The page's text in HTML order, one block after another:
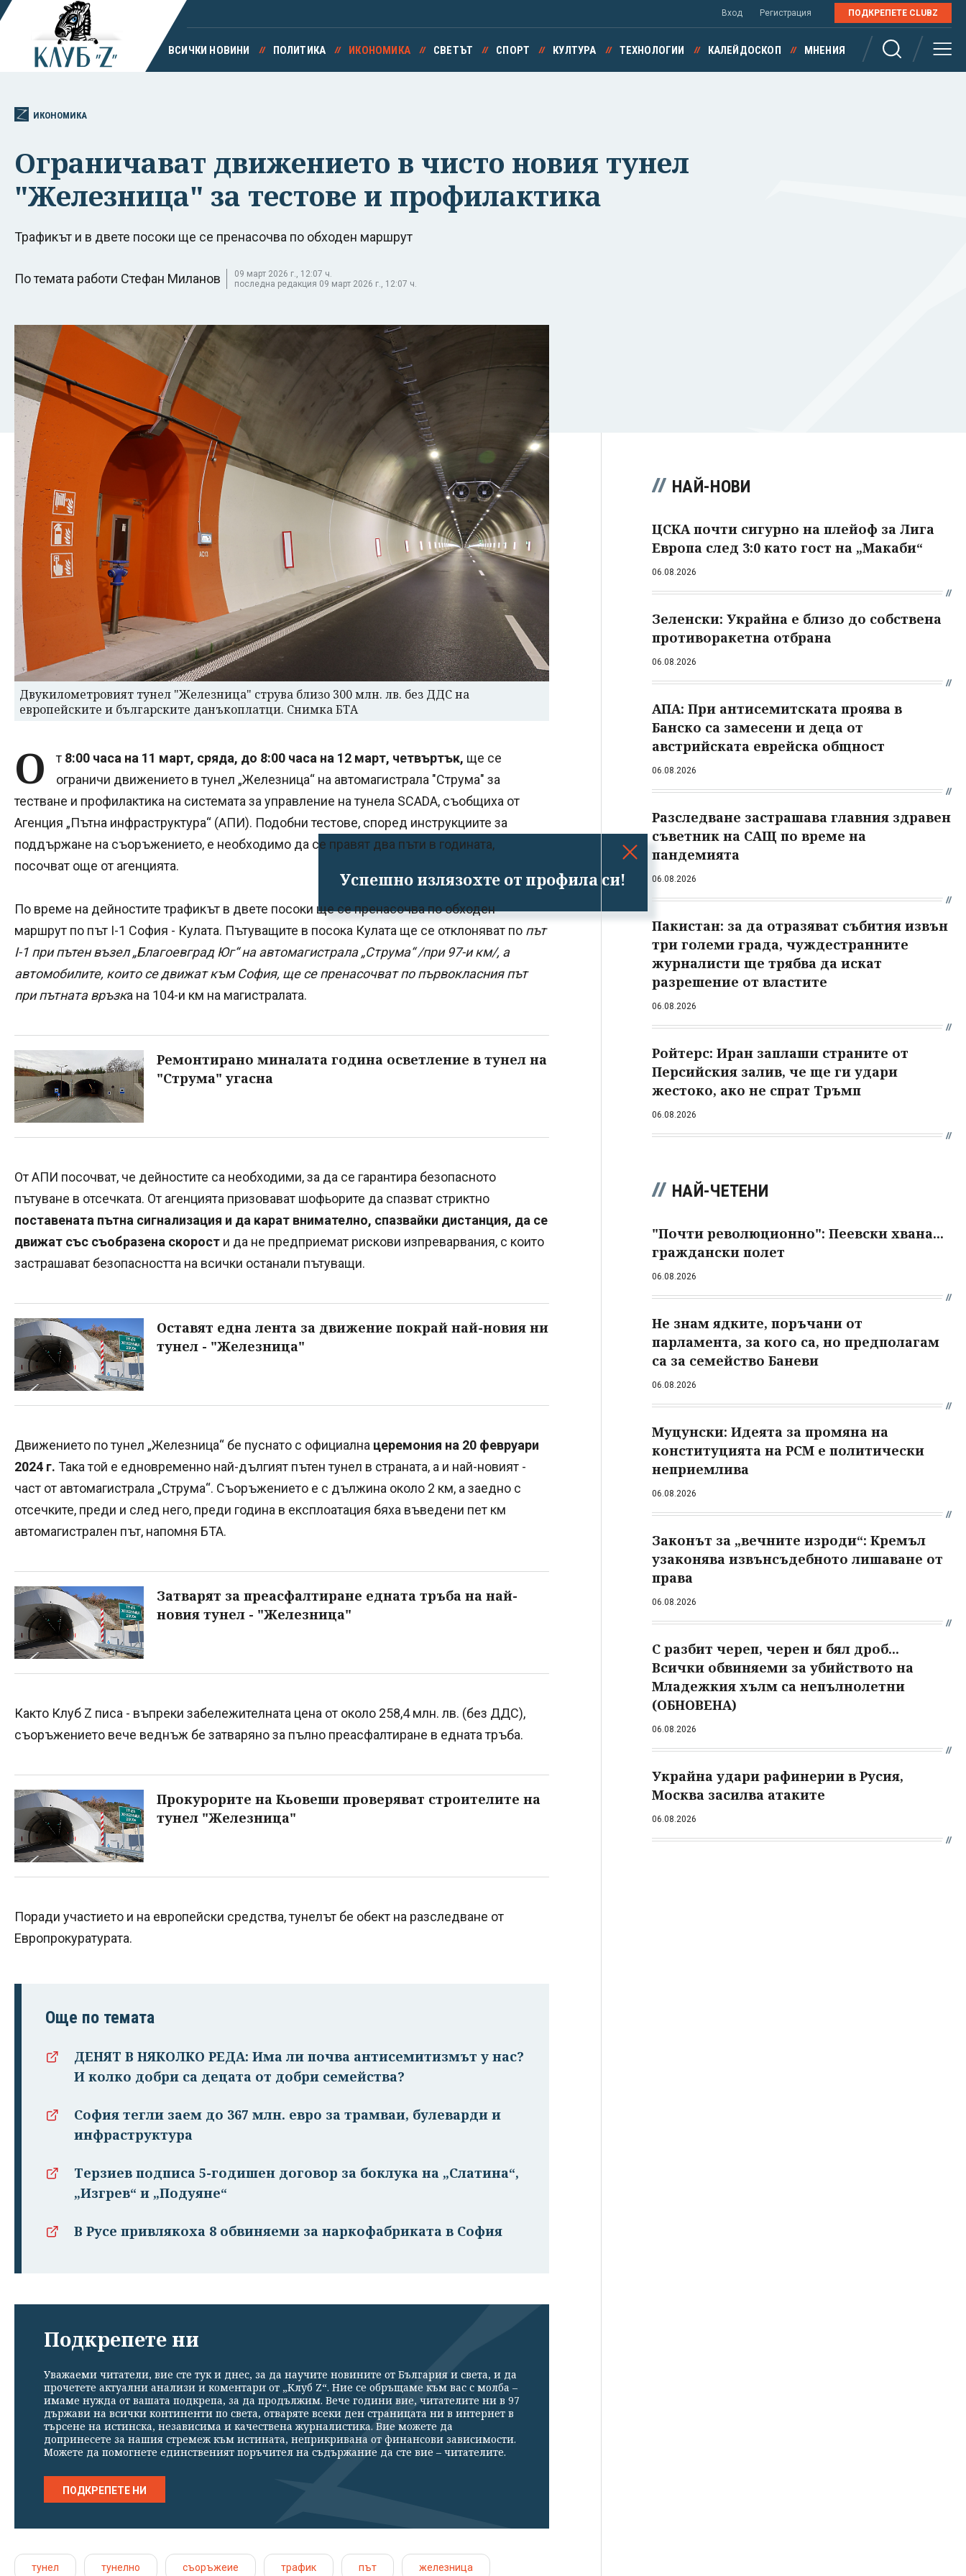
Успешно излязохте от профила си!
Вход Регистрация ПОДКРЕПЕТЕ CLUBZ
ВСИЧКИ НОВИНИ ПОЛИТИКА ИКОНОМИКА СВЕТЪТ СПОРТ КУЛТУРА ТЕХНОЛОГИИ КАЛЕЙДОСКОП МНЕНИЯ
ИКОНОМИКА
Ограничават движението в чисто новия тунел
"Железница" за тестове и профилактика
Трафикът и в двете посоки ще се пренасочва по обходен маршрут
По темата работи Стефан Миланов
09 март 2026 г., 12:07 ч.
последна редакция 09 март 2026 г., 12:07 ч.
Двукилометровият тунел "Железница" струва близо 300 млн. лв. без ДДС на
европейските и българските данъкоплатци. Снимка БТА
О т 8:00 часа на 11 март, сряда, до 8:00 часа на 12 март, четвъртък, ще се
ограничи движението в тунел „Железница“ на автомагистрала "Струма" за
тестване и профилактика на системата за управление на тунела SCADA, съобщиха от
Агенция „Пътна инфраструктура“ (АПИ). Подобни тестове, според инструкциите за
поддържане на съоръжението, е необходимо да се правят два пъти в годината,
посочват още от агенцията.
По време на дейностите трафикът в двете посоки ще се пренасочва по обходен
маршрут по път I-1 София - Кулата. Пътуващите в посока Кулата ще се отклоняват по път
I-1 при пътен възел „Благоевград Юг“ на автомагистрала „Струма“ /при 97-и км/, а
автомобилите, които се движат към София, ще се пренасочват по първокласния път
при пътната връзка на 104-и км на магистралата.
Ремонтирано миналата година осветление в тунел на
"Струма" угасна
От АПИ посочват, че дейностите са необходими, за да се гарантира безопасното
пътуване в отсечката. От агенцията призовават шофьорите да спазват стриктно
поставената пътна сигнализация и да карат внимателно, спазвайки дистанция, да се
движат със съобразена скорост и да не предприемат рискови изпреварвания, с които
застрашават безопасността на всички останали пътуващи.
Оставят една лента за движение покрай най-новия ни
тунел - "Железница"
Движението по тунел „Железница“ бе пуснато с официална церемония на 20 февруари
2024 г. Така той е едновременно най-дългият пътен тунел в страната, а и най-новият -
част от автомагистрала „Струма“. Съоръжението е с дължина около 2 км, а заедно с
отсечките, преди и след него, преди година в експлоатация бяха въведени пет км
автомагистрален път, напомня БТА.
Затварят за преасфалтиране едната тръба на най-
новия тунел - "Железница"
Както Клуб Z писа - въпреки забележителната цена от около 258,4 млн. лв. (без ДДС),
съоръжението вече веднъж бе затваряно за пълно преасфалтиране в едната тръба.
Прокурорите на Кьовеши проверяват строителите на
тунел "Железница"
Поради участието и на европейски средства, тунелът бе обект на разследване от
Европрокуратурата.
Още по темата
ДЕНЯТ В НЯКОЛКО РЕДА: Има ли почва антисемитизмът у нас?
И колко добри са децата от добри семейства?
София тегли заем до 367 млн. евро за трамваи, булеварди и
инфраструктура
Терзиев подписа 5-годишен договор за боклука на „Слатина“,
„Изгрев“ и „Подуяне“
В Русе привлякоха 8 обвиняеми за наркофабриката в София
Подкрепете ни
Уважаеми читатели, вие сте тук и днес, за да научите новините от България и света, и да
прочетете актуални анализи и коментари от „Клуб Z“. Ние се обръщаме към вас с молба –
имаме нужда от вашата подкрепа, за да продължим. Вече години вие, читателите ни в 97
държави на всички континенти по света, отваряте всеки ден страницата ни в интернет в
търсене на истинска, независима и качествена журналистика. Вие можете да
допринесете за нашия стремеж към истината, неприкривана от финансови зависимости.
Можете да помогнете единственият поръчител на съдържание да сте вие – читателите.
ПОДКРЕПЕТЕ НИ
тунел тунелно съоръжеие трафик път железница
НАЙ-НОВИ
ЦСКА почти сигурно на плейоф за Лига
Европа след 3:0 като гост на „Макаби“
06.08.2026
Зеленски: Украйна е близо до собствена
противоракетна отбрана
06.08.2026
АПА: При антисемитската проява в
Банско са замесени и деца от
австрийската еврейска общност
06.08.2026
Разследване застрашава главния здравен
съветник на САЩ по време на
пандемията
06.08.2026
Пакистан: за да отразяват събития извън
три големи града, чуждестранните
журналисти ще трябва да искат
разрешение от властите
06.08.2026
Ройтерс: Иран заплаши страните от
Персийския залив, че ще ги удари
жестоко, ако не спрат Тръмп
06.08.2026
НАЙ-ЧЕТЕНИ
"Почти революционно": Пеевски хвана...
граждански полет
06.08.2026
Не знам ядките, поръчани от
парламента, за кого са, но предполагам
са за семейство Баневи
06.08.2026
Муцунски: Идеята за промяна на
конституцията на РСМ е политически
неприемлива
06.08.2026
Законът за „вечните изроди“: Кремъл
узаконява извънсъдебното лишаване от
права
06.08.2026
С разбит череп, черен и бял дроб...
Всички обвиняеми за убийството на
Младежкия хълм са непълнолетни
(ОБНОВЕНА)
06.08.2026
Украйна удари рафинерии в Русия,
Москва засилва атаките
06.08.2026